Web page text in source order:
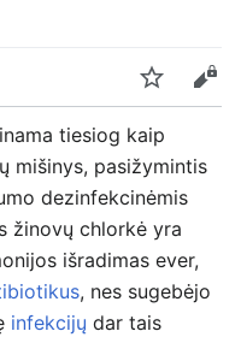
Stebėti
Keisti
tiesiog kaip
mišinys, pasižymintis
dezinfekcinėmis
žinovų chlorkė yra
išradimas ever,
, nes sugebėjo
infekcijų dar tais